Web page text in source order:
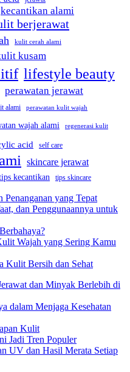
kecantikan alami
berjerawat
kulit cerah alami
kusam
lifestyle beauty
perawatan jerawat
alami perawatan kulit wajah
wajah alami regenerasi kulit
acid self care
skincare jerawat
kecantikan tips skincare
Penanganan yang Tepat
dan Penggunaannya untuk
Wajah yang Sering Kamu
Kulit Bersih dan Sehat
dan Minyak Berlebih di
dalam Menjaga Kesehatan
Kulit
Jadi Tren Populer
UV dan Hasil Merata Setiap